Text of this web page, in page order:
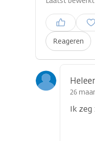
Reageren
Inloggen om
plaatsen
26
Ik zeg